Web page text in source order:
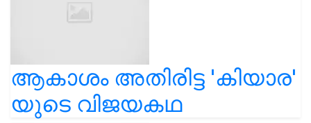
ആകാശം അതിരിട്ട 'കിയാര'
യുടെ വിജയകഥ